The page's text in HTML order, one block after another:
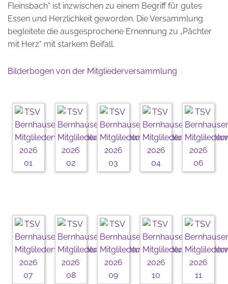
Fleinsbach“ ist inzwischen zu einem Begriff für gutes
Essen und Herzlichkeit geworden. Die Versammlung
begleitete die ausgesprochene Ernennung zu „Pächter
mit Herz“ mit starkem Beifall.
Bilderbogen von der Mitgliederversammlung